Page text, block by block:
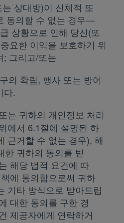
상대방)이 신체적 또
동의할 수 없는 경우—
상황으로 인해 당신(또
요한 이익을 보호하기 위
; 그리고/또는
의 확립, 행사 또는 방어
다.
는 귀하의 개인정보 처리
에서 6.1절에 설명된 하
근거할 수 없는 경우), 해
한 귀하의 동의를 받
해당 법적 요건에 따
에 동의함으로써 귀하
기타 방식으로 받아드립
대한 동의를 구한 경
제공자에게 연락하거